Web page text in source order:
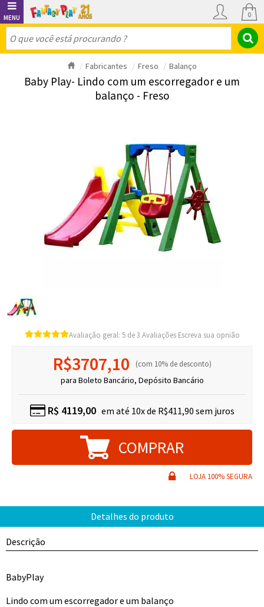
0
Fabricantes Freso Balanço
Baby Play- Lindo com um escorregador e um
balanço - Freso
Avaliação geral: 5 3 Avaliações Escreva sua opnião
10% de desconto
para Boleto Bancário, Depósito Bancário
R$3707,10
R$ 4119,00 10x de R$411,90
Descrição
BabyPlay
Lindo com um escorregador e um balanço